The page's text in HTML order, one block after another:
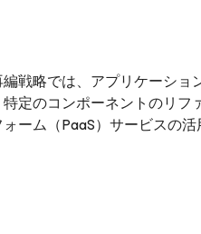
戦略では、アプリケーショ
定のコンポーネントのリフ
ーム（PaaS）サービスの